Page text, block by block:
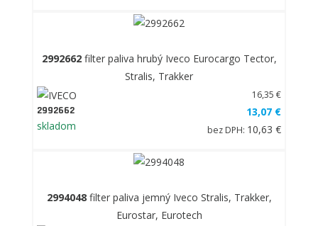
2992662filter paliva hrubý Iveco Eurocargo Tector,
Stralis, Trakker
2992662
skladom
16,35 €
13,07 €
bez DPH: 10,63 €
2994048filter paliva jemný Iveco Stralis, Trakker,
Eurostar, Eurotech